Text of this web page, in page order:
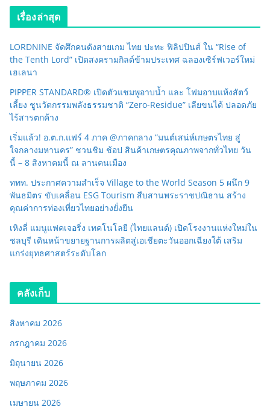
เรื่องล่าสุด
LORDNINE จัดศึกคนดังสายเกม ไทย ปะทะ ฟิลิปปินส์ ใน “Rise of
the Tenth Lord” เปิดสงครามกิลด์ข้ามประเทศ ฉลองเซิร์ฟเวอร์ใหม่
เฮเลนา
PIPPER STANDARD® เปิดตัวแชมพูอาบน้ำ และ โฟมอาบแห้งสัตว์
เลี้ยง ชูนวัตกรรมพลังธรรมชาติ “Zero-Residue” เลียขนได้ ปลอดภัย
ไร้สารตกค้าง
เริ่มแล้ว! อ.ต.ก.แฟร์ 4 ภาค @ภาคกลาง “มนต์เสน่ห์เกษตรไทย สู่
ใจกลางมหานคร” ชวนชิม ช้อป สินค้าเกษตรคุณภาพจากทั่วไทย วัน
นี้ – 8 สิงหาคมนี้ ณ ลานคนเมือง
ททท. ประกาศความสำเร็จ Village to the World Season 5 ผนึก 9
พันธมิตร ขับเคลื่อน ESG Tourism สืบสานพระราชปณิธาน สร้าง
คุณค่าการท่องเที่ยวไทยอย่างยั่งยืน
เหิงลี่ แมนูแฟคเจอริ่ง เทคโนโลยี (ไทยแลนด์) เปิดโรงงานแห่งใหม่ใน
ชลบุรี เดินหน้าขยายฐานการผลิตสู่เอเชียตะวันออกเฉียงใต้ เสริม
แกร่งยุทธศาสตร์ระดับโลก
คลังเก็บ
สิงหาคม 2026
กรกฎาคม 2026
มิถุนายน 2026
พฤษภาคม 2026
เมษายน 2026